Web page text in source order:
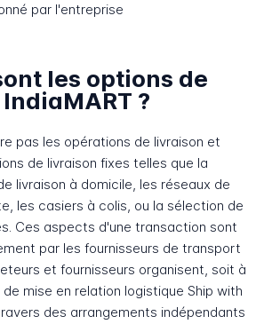
par l'entreprise
les options de
?
pas les opérations de livraison et
de livraison fixes telles que la
livraison à domicile, les réseaux de
les casiers à colis, ou la sélection de
Ces aspects d'une transaction sont
par les fournisseurs de transport
et fournisseurs organisent, soit à
mise en relation logistique Ship with
des arrangements indépendants